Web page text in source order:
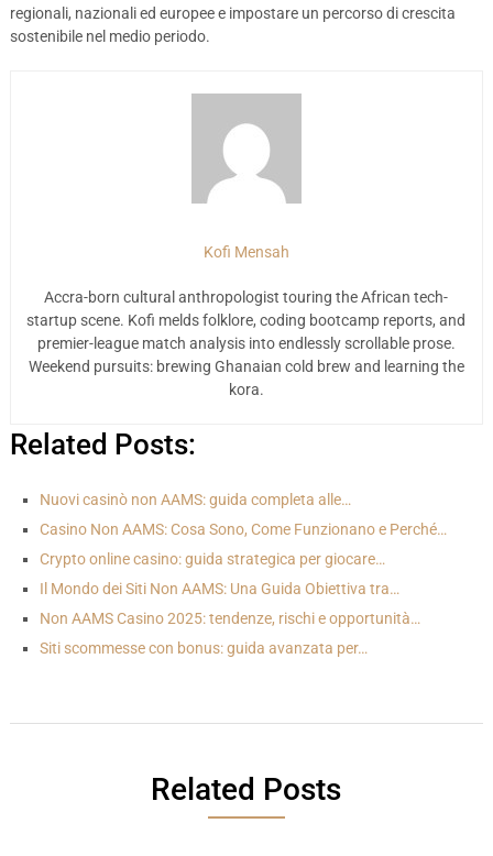
regionali, nazionali ed europee e impostare un percorso di crescita
sostenibile nel medio periodo.
Kofi Mensah
Accra-born cultural anthropologist touring the African tech-
startup scene. Kofi melds folklore, coding bootcamp reports, and
premier-league match analysis into endlessly scrollable prose.
Weekend pursuits: brewing Ghanaian cold brew and learning the
kora.
Related Posts:
Nuovi casinò non AAMS: guida completa alle…
Casino Non AAMS: Cosa Sono, Come Funzionano e Perché…
Crypto online casino: guida strategica per giocare…
Il Mondo dei Siti Non AAMS: Una Guida Obiettiva tra…
Non AAMS Casino 2025: tendenze, rischi e opportunità…
Siti scommesse con bonus: guida avanzata per…
Related Posts